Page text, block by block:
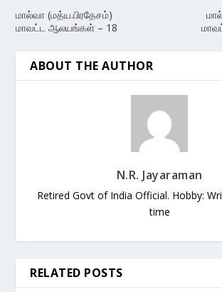
மால்வா (மத்ய.பிரதேசம்)
மாவட்ட ஆலயங்கள் – 18
ABOUT THE AUTHOR
N.R. Jayaraman
Retired Govt of India Official. Hobby:
time
RELATED POSTS